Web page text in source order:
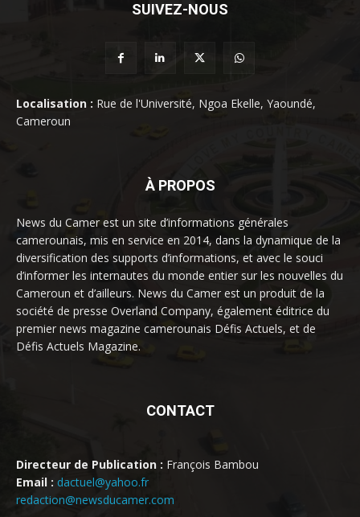
SUIVEZ-NOUS
Localisation : Rue de l'Université, Ngoa Ekelle, Yaoundé,
Cameroun
À PROPOS
News du Camer est un site d’informations générales
camerounais, mis en service en 2014, dans la dynamique de la
diversification des supports d’informations, et avec le souci
d’informer les internautes du monde entier sur les nouvelles du
Cameroun et d’ailleurs. News du Camer est un produit de la
société de presse Overland Company, également éditrice du
premier news magazine camerounais Défis Actuels, et de
Défis Actuels Magazine.
CONTACT
Directeur de Publication : François Bambou
Email : dactuel@yahoo.fr
redaction@newsducamer.com